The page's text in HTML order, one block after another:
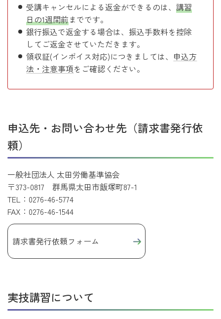
受講キャンセルによる返金ができるのは、講習
日の1週間前までです。
銀行振込で返金する場合は、振込手数料を控除
してご返金させていただきます。
領収証(インボイス対応)につきましては、 申込方
法・注意事項をご確認ください。
申込先・お問い合わせ先（請求書発行依
頼）
一般社団法人 太田労働基準協会
〒373-0817 群馬県太田市飯塚町87-1
TEL：0276-46-5774
FAX：0276-46-1544
請求書発行依頼フォーム
実技講習について